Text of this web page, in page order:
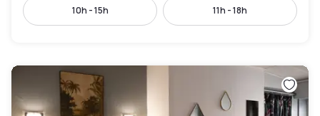
10h - 15h 11h - 18h